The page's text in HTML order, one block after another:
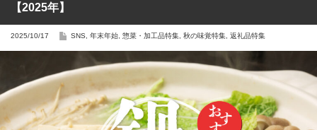
【2025年】
2025/10/17 SNS 年末年始 惣菜・加工品特集 秋の味覚特集 返礼品特集